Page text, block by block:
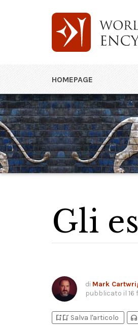
HOMEPAGE
Gli
di Mark
pubblicato il 16
bookmark_addbookmark_added Salva l'articolo headphones